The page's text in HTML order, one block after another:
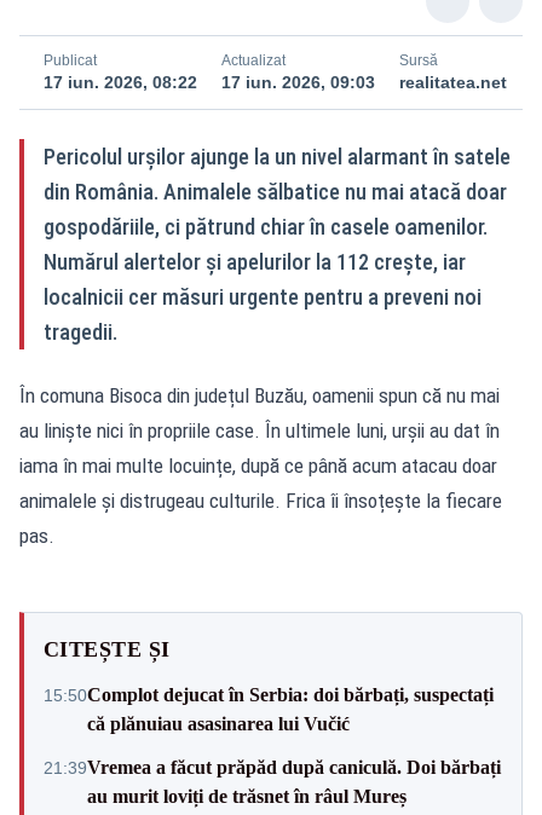
Publicat
17 iun. 2026, 08:22
Actualizat
17 iun. 2026, 09:03
Sursă
realitatea.net
Pericolul urșilor ajunge la un nivel alarmant în satele
din România. Animalele sălbatice nu mai atacă doar
gospodăriile, ci pătrund chiar în casele oamenilor.
Numărul alertelor și apelurilor la 112 crește, iar
localnicii cer măsuri urgente pentru a preveni noi
tragedii.
În comuna Bisoca din județul Buzău, oamenii spun că nu mai
au liniște nici în propriile case. În ultimele luni, urșii au dat în
iama în mai multe locuințe, după ce până acum atacau doar
animalele și distrugeau culturile. Frica îi însoțește la fiecare
pas.
CITEȘTE ȘI
15:50Complot dejucat în Serbia: doi bărbați, suspectați
că plănuiau asasinarea lui Vučić
21:39Vremea a făcut prăpăd după caniculă. Doi bărbați
au murit loviți de trăsnet în râul Mureș